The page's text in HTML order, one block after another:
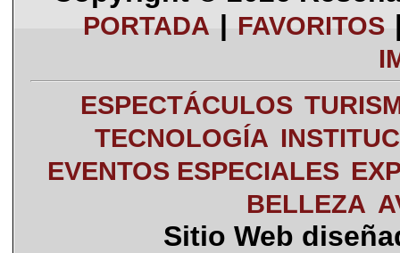
PORTADA | FAVORITOS
ESPECTÁCULOS
TECNOLOGÍA
EVENTOS ESPECIALES
BELLEZA
Sitio Web